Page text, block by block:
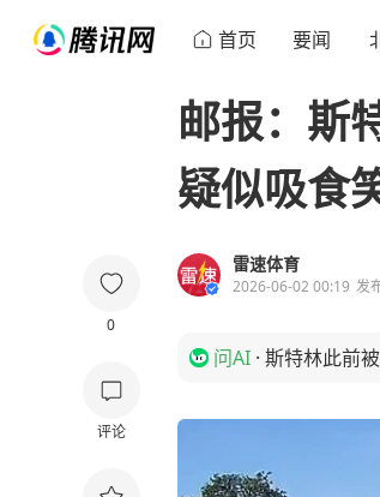
首页 要闻
0
评论
邮报：斯
疑似吸食
雷速体育
2026-06-02 00:19 发
问AI · 斯特林此前